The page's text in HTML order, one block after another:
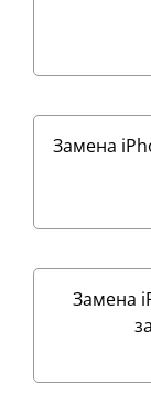
Замена
Замена